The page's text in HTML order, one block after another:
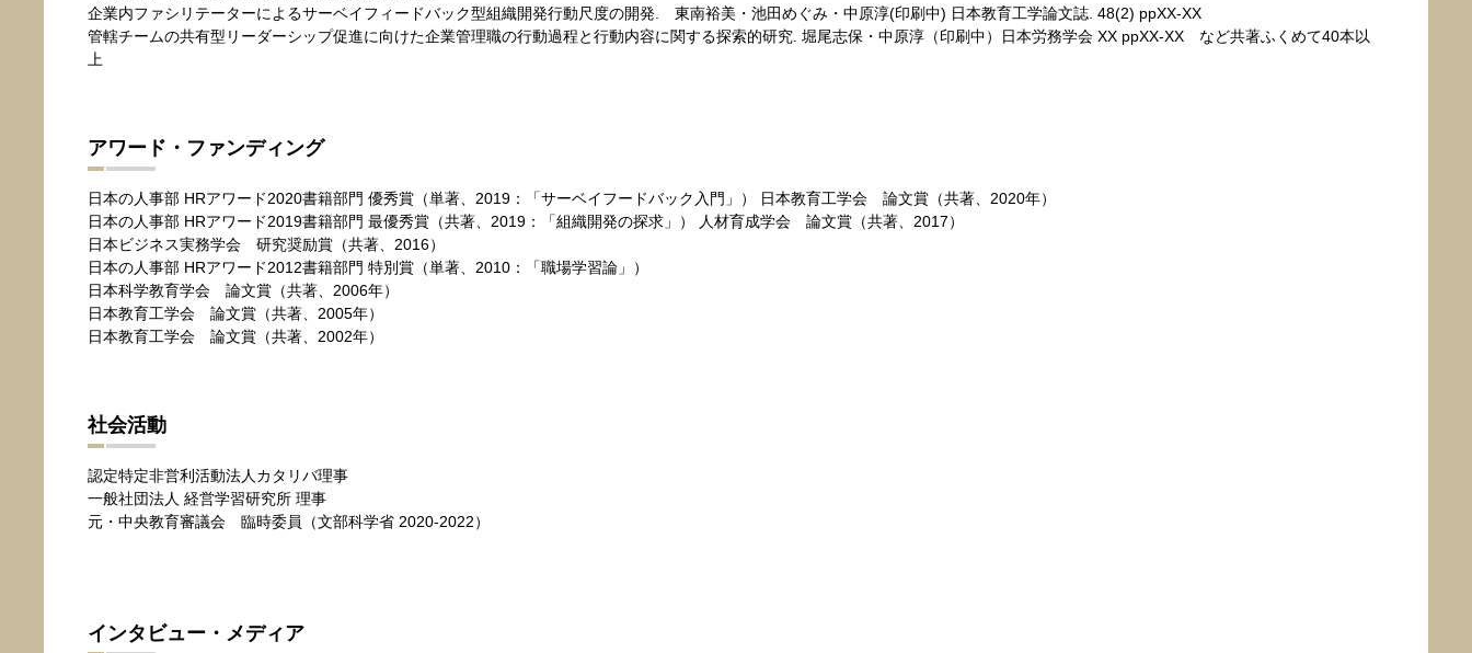
企業内ファシリテーターによるサーベイフィードバック型組織開発行動尺度の開発. 東南裕美・池田めぐみ・中原淳(印刷中) 日本教育工学論文誌. 48(2) ppXX-XX
管轄チームの共有型リーダーシップ促進に向けた企業管理職の行動過程と行動内容に関する探索的研究. 堀尾志保・中原淳（印刷中）日本労務学会 XX ppXX-XX など共著ふくめて40本以
上
アワード・ファンディング
日本の人事部 HRアワード2020書籍部門 優秀賞（単著、2019：「サーベイフードバック入門」） 日本教育工学会 論文賞（共著、2020年）
日本の人事部 HRアワード2019書籍部門 最優秀賞（共著、2019：「組織開発の探求」） 人材育成学会 論文賞（共著、2017）
日本ビジネス実務学会 研究奨励賞（共著、2016）
日本の人事部 HRアワード2012書籍部門 特別賞（単著、2010：「職場学習論」）
日本科学教育学会 論文賞（共著、2006年）
日本教育工学会 論文賞（共著、2005年）
日本教育工学会 論文賞（共著、2002年）
社会活動
認定特定非営利活動法人カタリバ理事
一般社団法人 経営学習研究所 理事
元・中央教育審議会 臨時委員（文部科学省 2020-2022）
インタビュー・メディア